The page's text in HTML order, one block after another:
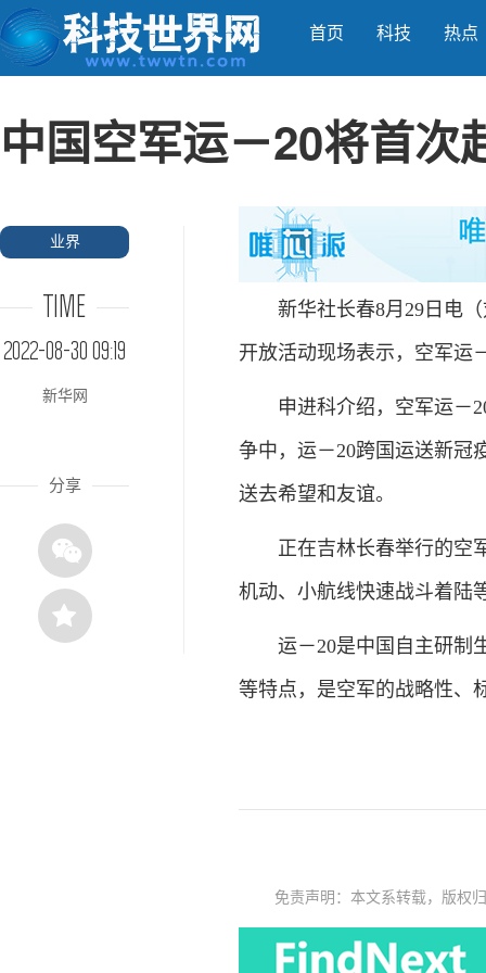
首页 科技 热点
中国空军运－20将首次
业界
TIME
2022-08-30 09:19
新华网
分享
新华社长春8月29日电（
开放活动现场表示，空军运
申进科介绍，空军运－20
争中，运－20跨国运送新冠
送去希望和友谊。
正在吉林长春举行的空军
机动、小航线快速战斗着陆
运－20是中国自主研制生
等特点，是空军的战略性、
免责声明：本文系转载，版权